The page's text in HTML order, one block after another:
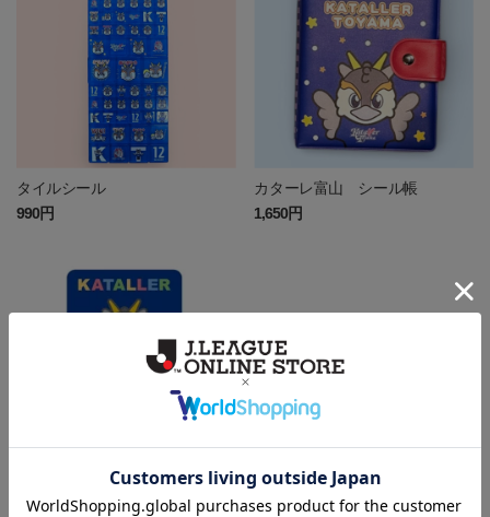
タイルシール
990円
カターレ富山 シール帳
1,650円
ライカくんクリアカラーステッ
カー(BODY)